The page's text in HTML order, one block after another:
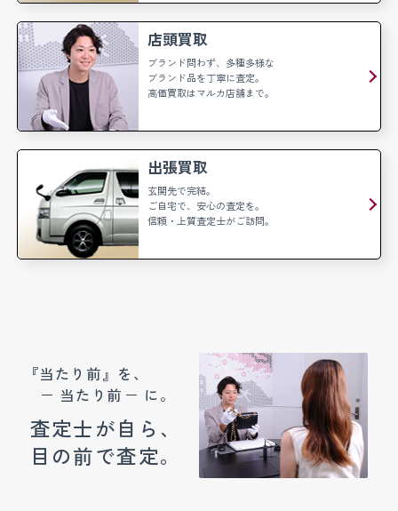
店頭買取
ブランド問わず、多種多様な
ブランド品を丁寧に査定。
高価買取はマルカ店舗まで。
出張買取
玄関先で完結。
ご自宅で、安心の査定を。
信頼・上質査定士がご訪問。
『当たり前』を、
当たり前
に。
査定士が自ら、
目の前で査定。